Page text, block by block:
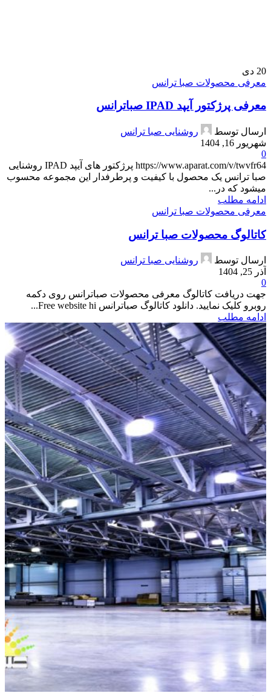
20 دی
معرفی محصولات صبا ترانس
معرفی پرژکتور آیپد IPAD صباترانس
ارسال توسط
روشنایی صبا ترانس
شهریور 16, 1404
0
https://www.aparat.com/v/twvfr64 پرژکتور های آیپد IPAD روشنایی
صبا ترانس یک محصول با کیفیت و پرطرفدار این مجموعه محسوب
میشود که در...
ادامه مطلب
معرفی محصولات صبا ترانس
کاتالوگ محصولات صبا ترانس
ارسال توسط
روشنایی صبا ترانس
آذر 25, 1404
0
جهت دریافت کاتالوگ معرفی محصولات صباترانس روی دکمه
روبرو کلیک نمایید. دانلود کاتالوگ صباترانس Free website hi...
ادامه مطلب